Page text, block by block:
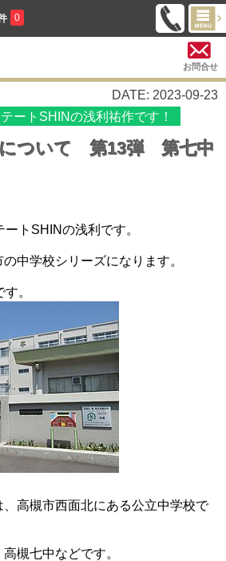
0
お問合せ
DATE: 2023-09-23
ートSHINの浅利祐作です！
ついて 第13弾 第七中
トSHINの浅利です。
中学校シリーズになります。
。
高槻市西面北にある公立中学校で
槻七中などです。